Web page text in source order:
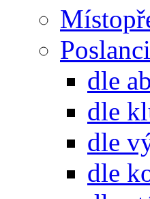
Poslanci
dle
dle
dle
dle